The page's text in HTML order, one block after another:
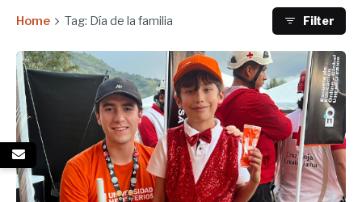
Home Tag: Día de la familia Filter